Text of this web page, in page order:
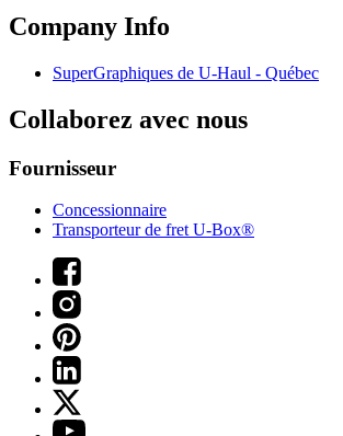
Company Info
SuperGraphiques de U-Haul - Québec
Collaborez avec nous
Fournisseur
Concessionnaire
Transporteur de fret U-Box®